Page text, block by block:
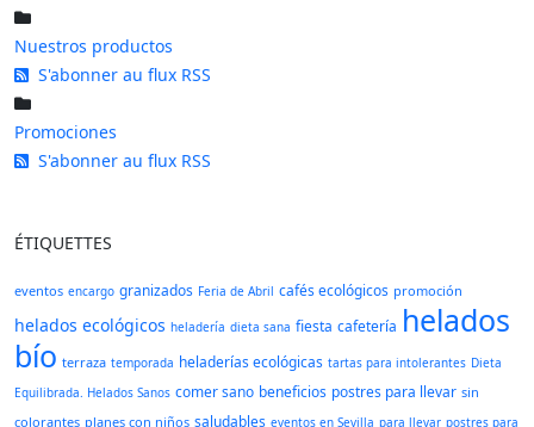
Nuestros productos
S'abonner au flux RSS
Promociones
S'abonner au flux RSS
ÉTIQUETTES
eventos encargo granizados Feria de Abril cafés ecológicos promoción
helados ecológicos heladería dieta sana fiesta cafetería helados
bío terraza temporada heladerías ecológicas tartas para intolerantes Dieta
Equilibrada. Helados Sanos comer sano beneficios postres para llevar sin
colorantes planes con niños saludables eventos en Sevilla para llevar postres para